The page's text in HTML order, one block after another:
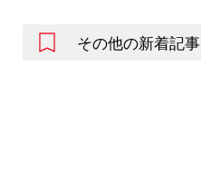
その他の新着記事